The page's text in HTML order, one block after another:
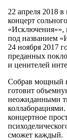
22 апреля 2018
концерт
«Исключения»»,
под названием
24 ноября 2017
преданных
и ценителей
Собрав мощный
готовит
неожиданными
концертное
сможет каждый.